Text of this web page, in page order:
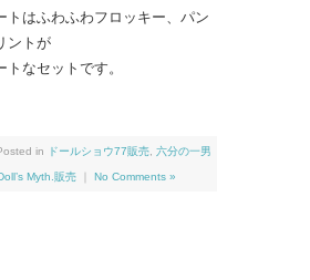
トはふわふわフロッキー、パン
ントが
トなセットです。
in ドールショウ77販売 六分の一男
Myth.販売 No Comments »